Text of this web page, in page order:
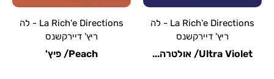
La Rich'e Directions - לה
ריץ' דיירקשנס
Peach/ פיץ'
La Rich'e Directions - לה
ריץ' דיירקשנס
Pastel Blue/ פסטל...